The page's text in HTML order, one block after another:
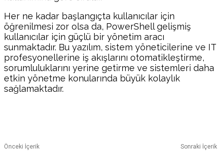
Her ne kadar başlangıçta kullanıcılar için
öğrenilmesi zor olsa da, PowerShell gelişmiş
kullanıcılar için güçlü bir yönetim aracı
sunmaktadır. Bu yazılım, sistem yöneticilerine ve IT
profesyonellerine iş akışlarını otomatikleştirme,
sorumluluklarını yerine getirme ve sistemleri daha
etkin yönetme konularında büyük kolaylık
sağlamaktadır.
Önceki İçerik Sonraki İçerik